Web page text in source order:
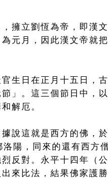
擁立劉恆為帝，即漢
元月，因此漢文帝就
生日在正月十五日，
」。這三個節日中，
解厄。
說這就是西方的佛，
陽，同來的還有西方
反對。永平十四年（
來比法，結果佛家護